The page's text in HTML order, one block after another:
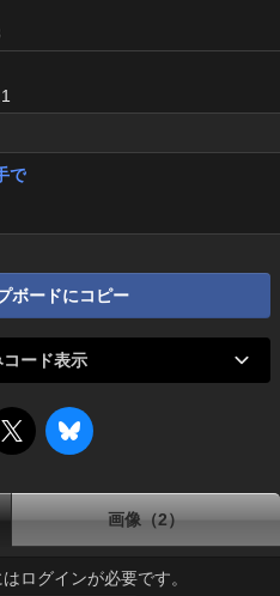
で
ボードにコピー
ード表示
画像（2）
ログインが必要です。